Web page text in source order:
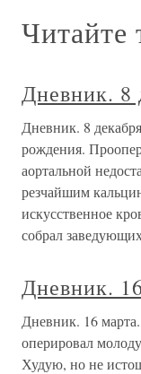
Читайте
Дневник. 8
Дневник. 8
рождения.
аортальной
резчайшим
искусственное
собрал
Дневник.
Дневник. 16
оперировал
Худую, но не